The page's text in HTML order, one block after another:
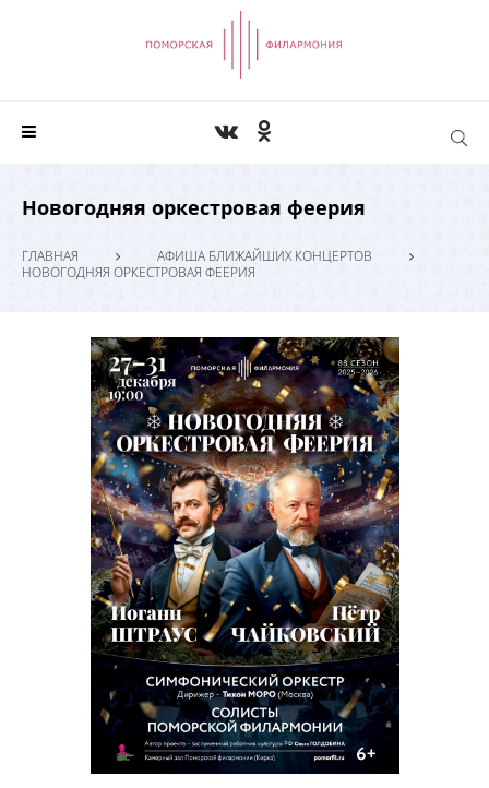
Новогодняя оркестровая феерия
ГЛАВНАЯ
АФИША БЛИЖАЙШИХ КОНЦЕРТОВ
НОВОГОДНЯЯ ОРКЕСТРОВАЯ ФЕЕРИЯ